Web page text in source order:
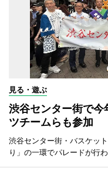
見る・遊ぶ
渋谷センター街で
ツチームらも参加
渋谷センター街・バスケッ
り」の一環でパレードが行わ